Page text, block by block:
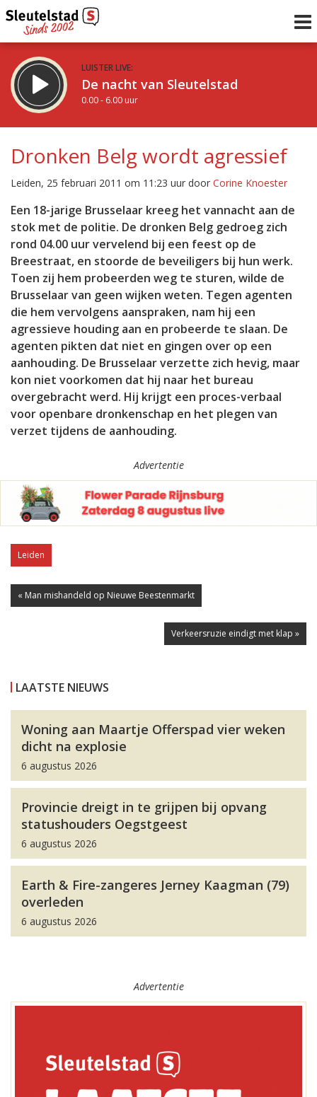
LUISTER LIVE:
De nacht van Sleutelstad
0.00 - 6.00 uur
De ochtend van Sleutelstad
6.00 - 12.00 uur
Vorig uur
Volgend uur
Inklappen
Dronken Belg wordt agressief
Leiden, 25 februari 2011 om 11:23 uur door Corine Knoester
Een 18-jarige Brusselaar kreeg het vannacht aan de
stok met de politie. De dronken Belg gedroeg zich
rond 04.00 uur vervelend bij een feest op de
Breestraat, en stoorde de beveiligers bij hun werk.
Toen zij hem probeerden weg te sturen, wilde de
Brusselaar van geen wijken weten. Tegen agenten
die hem vervolgens aanspraken, nam hij een
agressieve houding aan en probeerde te slaan. De
agenten pikten dat niet en gingen over op een
aanhouding. De Brusselaar verzette zich hevig, maar
kon niet voorkomen dat hij naar het bureau
overgebracht werd. Hij krijgt een proces-verbaal
voor openbare dronkenschap en het plegen van
verzet tijdens de aanhouding.
Advertentie
Leiden
« Man mishandeld op Nieuwe Beestenmarkt
Verkeersruzie eindigt met klap »
LAATSTE NIEUWS
Woning aan Maartje Offerspad vier weken
dicht na explosie
6 augustus 2026
Provincie dreigt in te grijpen bij opvang
statushouders Oegstgeest
6 augustus 2026
Earth & Fire-zangeres Jerney Kaagman (79)
overleden
6 augustus 2026
Advertentie